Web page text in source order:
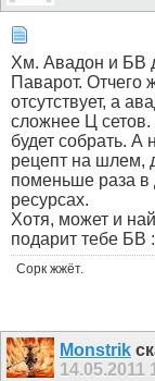
Хм. Авадон и БВ
Паварот. Отчего
отсутствует, а
сложнее Ц
будет собрать.
рецепт на шлем,
поменьше раза в
ресурсах.
Хотя, может и
подарит тебе БВ
Сорк жжёт.
Monstrik
14.05.2011